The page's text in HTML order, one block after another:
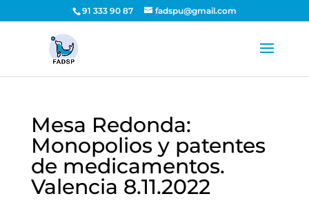
91 333 90 87 fadspu@gmail.com
Mesa Redonda:
Monopolios y patentes
de medicamentos.
Valencia 8.11.2022